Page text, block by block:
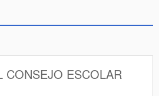
CONSEJO ESCOLAR